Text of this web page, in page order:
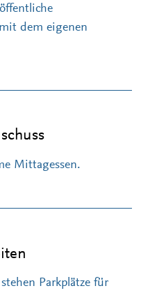
dem eigenen
Mittagessen.
Parkplätze für